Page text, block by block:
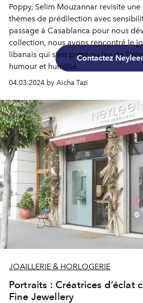
Poppy, Selim Mouzannar revisite
thèmes de prédilection avec
passage à Casablanca pour nous
collection, nous avons rencontré le
libanais qui s’est prêté au jeu de
humour et humilité.
Contactez
04.03.2024 by Aicha Tazi
JOAILLERIE & HORLOGERIE
Portraits : Créatrices d’éclat
Fine Jewellery